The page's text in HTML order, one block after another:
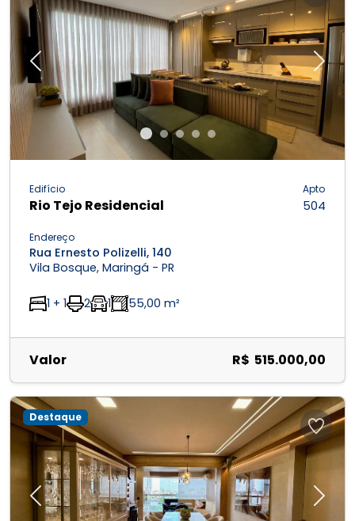
Previous Next
Edifício
Rio Tejo Residencial
Apto
504
Endereço
Rua Ernesto Polizelli, 140
Vila Bosque, Maringá - PR
1 + 1 2 1 55,00 m²
Valor R$ 515.000,00
Previous Next
Destaque